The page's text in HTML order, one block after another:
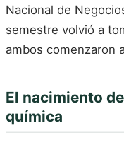
Nacional de
semestre volvió a
ambos comenzaron
El nacimiento
química